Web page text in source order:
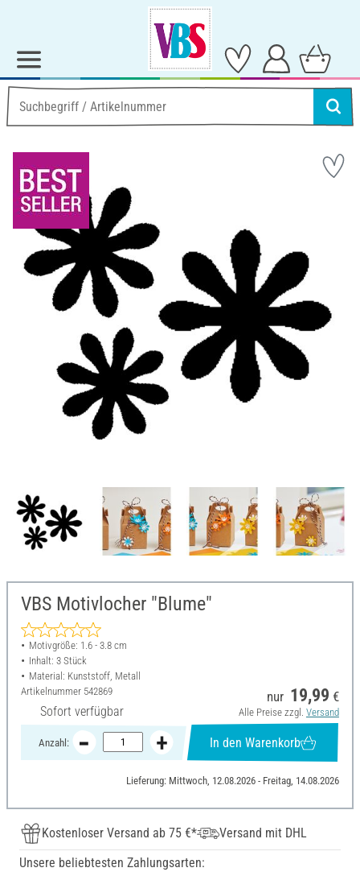
VBS Motivlocher "Blume"
Motivgröße: 1.6 - 3.8 cm
Inhalt: 3 Stück
Material: Kunststoff, Metall
Artikelnummer 542869
Sofort verfügbar
nur 19,99 €
Alle Preise zzgl. Versand
Anzahl: In den Warenkorb
Lieferung: Mittwoch, 12.08.2026 - Freitag, 14.08.2026
Kostenloser Versand ab 75 €*
Versand mit DHL
Unsere beliebtesten Zahlungsarten: